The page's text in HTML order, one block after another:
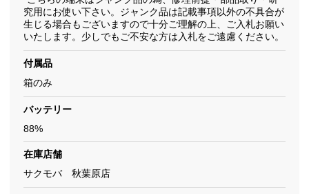
究用にお使い下さい。ジャンク品は記載事項以外の不具合が
生じる場合もございますので十分ご理解の上、ご入札お願い
いたします。少しでもご不安な方は入札をご遠慮ください。
付属品
箱のみ
バッテリー
88%
在庫店舗
サクモバ 秋葉原店